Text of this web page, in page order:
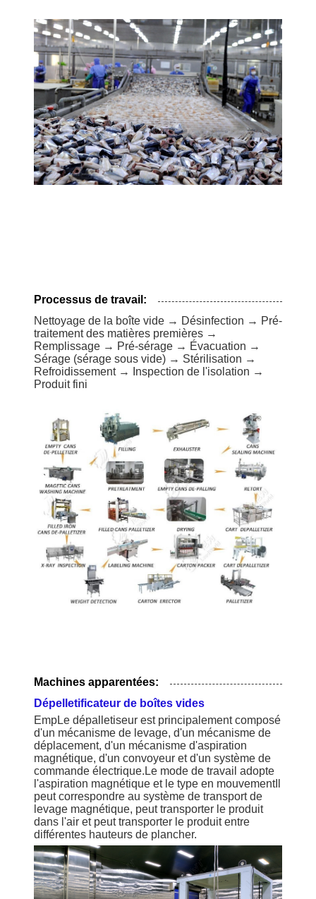
Processus de travail:
Nettoyage de la boîte vide → Désinfection → Pré-
traitement des matières premières →
Remplissage → Pré-sérage → Évacuation →
Sérage (sérage sous vide) → Stérilisation →
Refroidissement → Inspection de l'isolation →
Produit fini
Machines apparentées:
Dépelletificateur de boîtes vides
EmpLe dépalletiseur est principalement composé
d'un mécanisme de levage, d'un mécanisme de
déplacement, d'un mécanisme d'aspiration
magnétique, d'un convoyeur et d'un système de
commande électrique.Le mode de travail adopte
l'aspiration magnétique et le type en mouvementIl
peut correspondre au système de transport de
levage magnétique, peut transporter le produit
dans l'air et peut transporter le produit entre
différentes hauteurs de plancher.